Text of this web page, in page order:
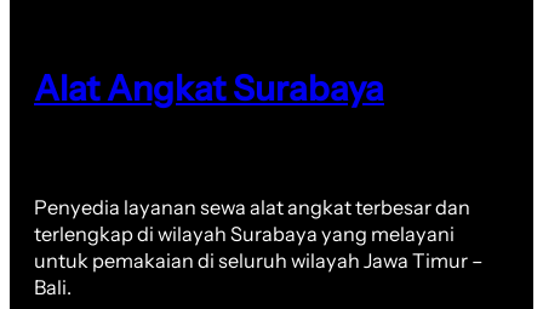
Alat Angkat Surabaya
Penyedia layanan sewa alat angkat terbesar dan
terlengkap di wilayah Surabaya yang melayani
untuk pemakaian di seluruh wilayah Jawa Timur –
Bali.